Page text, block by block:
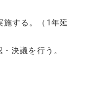
施する。（1年延
決議を行う。